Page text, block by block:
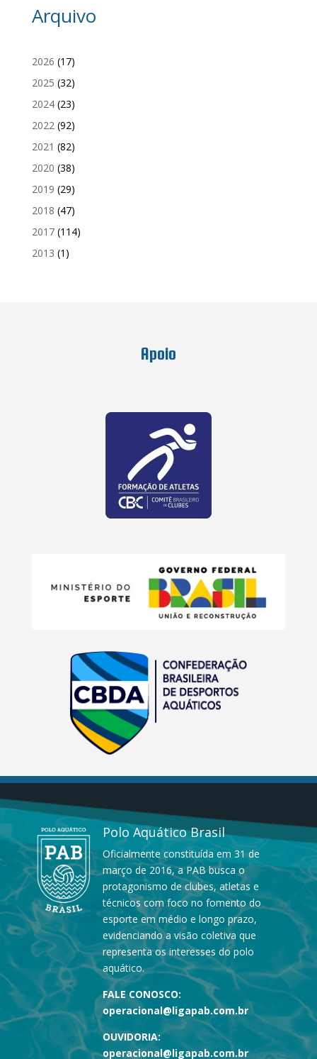
Arquivo
2026 (17)
2025 (32)
2024(23)
2022(92)
2021 (82)
2020 (38)
2019 (29)
2018 (47)
2017(114)
2013 (1)
Apoio
Polo Aquático Brasil
Oficialmente constituída em 31 de
março de 2016, a PAB busca o
protagonismo de clubes, atletas e
técnicos com foco no fomento do
esporte em médio e longo prazo,
evidenciando a visão coletiva que
representa os interesses do polo
aquático.
FALE CONOSCO:
operacional@ligapab.com.br
OUVIDORIA:
operacional@ligapab.com.br